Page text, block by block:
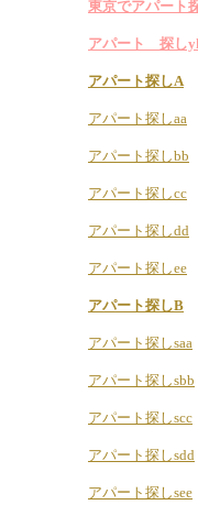
東京でアパート
アパート 探し
アパート探しA
アパート探しaa
アパート探しbb
アパート探しcc
アパート探しdd
アパート探しee
アパート探しB
アパート探しsaa
アパート探しsbb
アパート探しscc
アパート探しsdd
アパート探しsee